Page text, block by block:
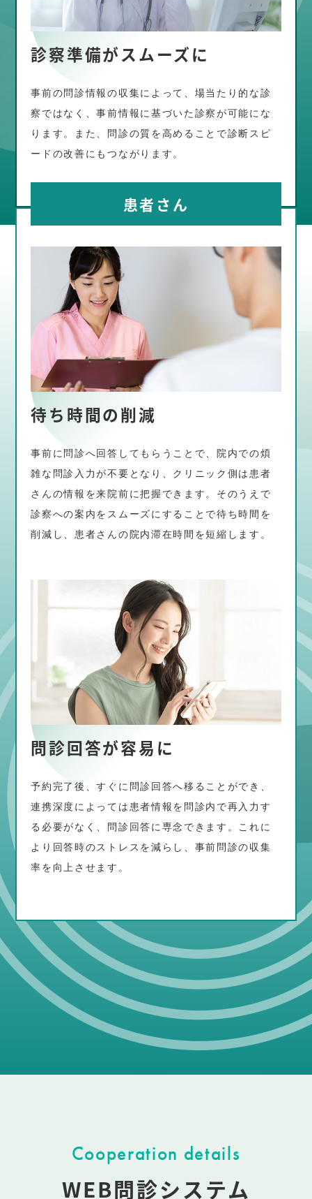
診察準備がスムーズに
事前の問診情報の収集によって、場当たり的な診
察ではなく、事前情報に基づいた診察が可能にな
ります。また、問診の質を高めることで診断スピ
ードの改善にもつながります。
患者さん
待ち時間の削減
事前に問診へ回答してもらうことで、院内での煩
雑な問診入力が不要となり、クリニック側は患者
さんの情報を来院前に把握できます。そのうえで
診察への案内をスムーズにすることで待ち時間を
削減し、患者さんの院内滞在時間を短縮します。
問診回答が容易に
予約完了後、すぐに問診回答へ移ることができ、
連携深度によっては患者情報を問診内で再入力す
る必要がなく、問診回答に専念できます。これに
より回答時のストレスを減らし、事前問診の収集
率を向上させます。
Cooperation details
WEB問診システム